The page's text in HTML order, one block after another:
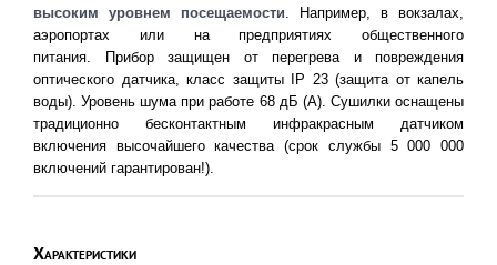
высоким уровнем посещаемости. Например, в вокзалах,
аэропортах или на предприятиях общественного
питания.
Прибор защищен от перегрева и повреждения
оптического датчика, класс защиты IP 23 (защита от капель
воды). Уровень шума при работе 68 дБ (А). Сушилки оснащены
традиционно бесконтактным инфракрасным датчиком
включения высочайшего качества (срок службы 5 000 000
включений гарантирован!).
Характеристики